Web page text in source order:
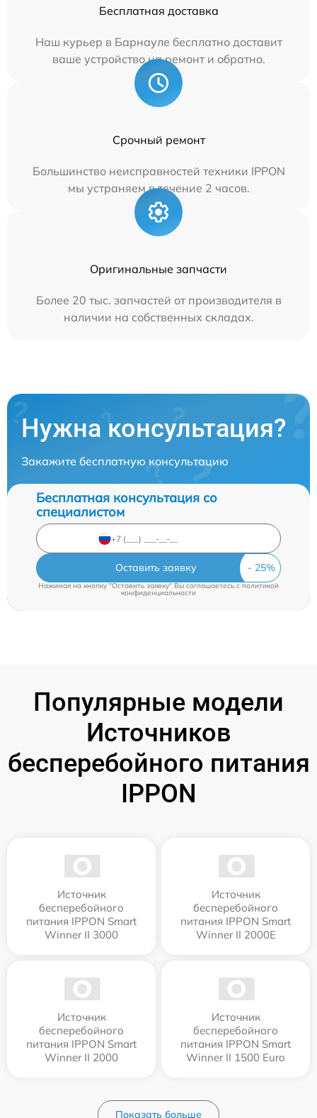
Бесплатная доставка
Наш курьер в Барнауле бесплатно доставит
ваше устройство на ремонт и обратно.
Срочный ремонт
Большинство неисправностей техники IPPON
мы устраняем в течение 2 часов.
Оригинальные запчасти
Более 20 тыс. запчастей от производителя в
наличии на собственных складах.
Нужна консультация?
Закажите бесплатную консультацию
Бесплатная консультация со
специалистом
Оставить заявку
Нажимая на кнопку "Оставить заявку" Вы соглашаетесь cполитикой
конфиденциальности
Популярные модели
Источников
бесперебойного питания
IPPON
Источник
бесперебойного
питания IPPON Smart
Winner II 3000
Источник
бесперебойного
питания IPPON Smart
Winner II 2000E
Источник
бесперебойного
питания IPPON Smart
Winner II 2000
Источник
бесперебойного
питания IPPON Smart
Winner II 1500 Euro
Показать больше